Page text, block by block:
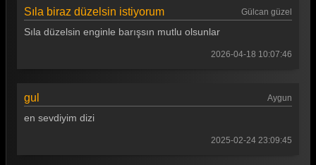
Gelin 403. Bölüm
Sıla biraz düzelsin istiyorum Gülcan güzel
Sıla düzelsin enginle barışsın mutlu olsunlar
2026-04-18 10:07:46
gul Aygun
en sevdiyim dizi
2025-02-24 23:09:45